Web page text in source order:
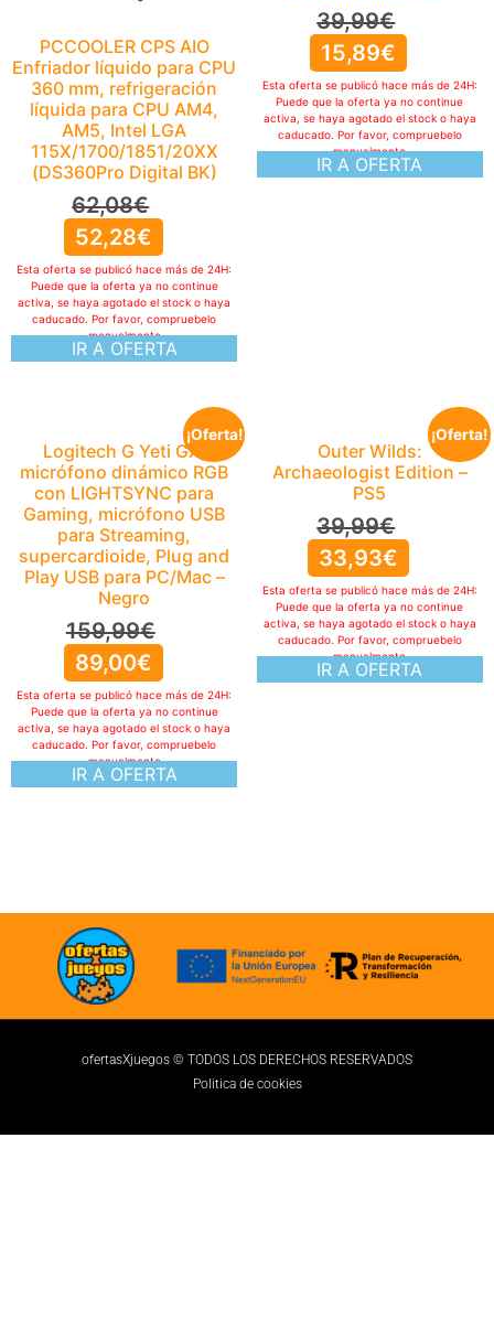
PCCOOLER CPS AIO
Enfriador líquido para CPU
360 mm, refrigeración
líquida para CPU AM4,
AM5, Intel LGA
115X/1700/1851/20XX
(DS360Pro Digital BK)
62,08€
52,28€
IR A OFERTA
Esta oferta se publicó hace más de 24H:
Puede que la oferta ya no continue
activa, se haya agotado el stock o haya
caducado. Por favor, compruebelo
manualmente
39,99€
15,89€
IR A OFERTA
Esta oferta se publicó hace más de 24H:
Puede que la oferta ya no continue
activa, se haya agotado el stock o haya
caducado. Por favor, compruebelo
manualmente
¡Oferta!
Logitech G Yeti GX,
micrófono dinámico RGB
con LIGHTSYNC para
Gaming, micrófono USB
para Streaming,
supercardioide, Plug and
Play USB para PC/Mac –
Negro
159,99€
89,00€
IR A OFERTA
Esta oferta se publicó hace más de 24H:
Puede que la oferta ya no continue
activa, se haya agotado el stock o haya
caducado. Por favor, compruebelo
manualmente
¡Oferta!
Outer Wilds:
Archaeologist Edition –
PS5
39,99€
33,93€
IR A OFERTA
Esta oferta se publicó hace más de 24H:
Puede que la oferta ya no continue
activa, se haya agotado el stock o haya
caducado. Por favor, compruebelo
manualmente
ofertasXjuegos © TODOS LOS DERECHOS RESERVADOS
Politica de cookies